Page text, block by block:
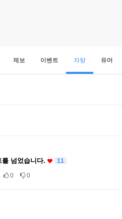
제보 이벤트 자랑 유머
넘었습니다. 11
0 0